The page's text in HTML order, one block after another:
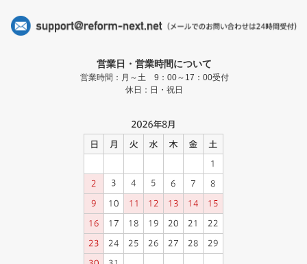
営業日・営業時間について
営業時間：月～土 9：00～17：00受付
休日：日・祝日